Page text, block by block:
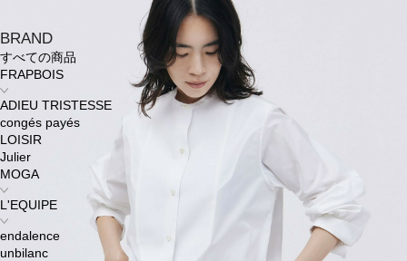
BRAND
すべての商品
FRAPBOIS
ADIEU TRISTESSE
congés payés
LOISIR
Julier
MOGA
L'EQUIPE
endalence
unbilanc